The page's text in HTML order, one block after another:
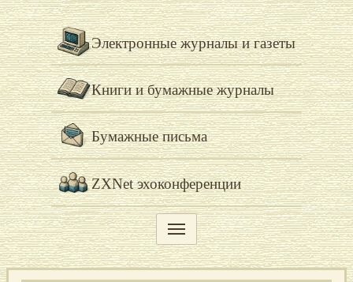
Электронные журналы и газеты
Книги и бумажные журналы
Бумажные письма
ZXNet эхоконференции